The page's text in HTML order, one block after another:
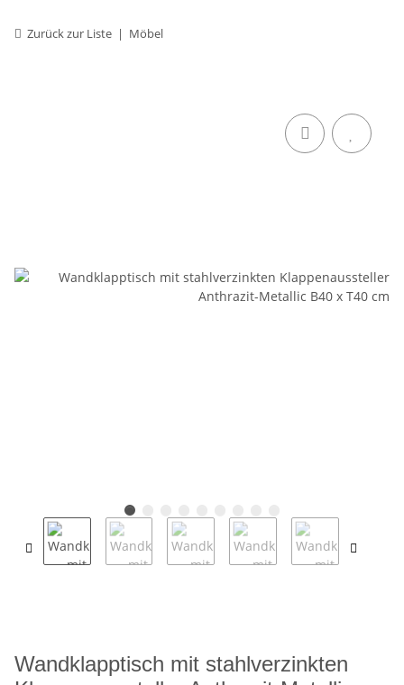
Zurück zur Liste Möbel
Wandklapptisch mit stahlverzinkten